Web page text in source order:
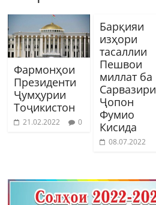
Фармонҳои
Президенти
Ҷумҳурии
Тоҷикистон
21.02.2022 0
Барқияи
изҳори
тасаллии
Пешвои
миллат ба
Сарвазири
Ҷопон
Фумио
Кисида
08.07.2022